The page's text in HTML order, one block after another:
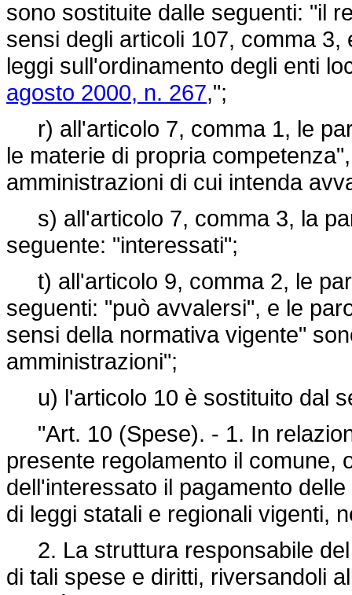
sono sostituite dalle seguenti: "il
sensi degli articoli 107, comma
leggi sull'ordinamento degli enti
agosto 2000, n. 267,";
r) all'articolo 7, comma 1, le
le materie di propria
amministrazioni di cui intenda
s) all'articolo 7, comma 3, la
seguente: "interessati";
t) all'articolo 9, comma 2, le
seguenti: "può avvalersi", e le
sensi della normativa vigente"
amministrazioni";
u) l'articolo 10 è sostituito dal
"Art. 10 (Spese). - 1. In
presente regolamento il comune,
dell'interessato il pagamento
di leggi statali e regionali vigenti,
2. La struttura responsabile
di tali spese e diritti, riversandoli